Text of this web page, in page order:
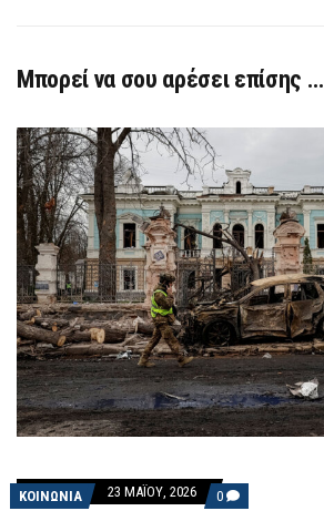
Μπορεί να σου αρέσει επίσης …
ΚΟΙΝΩΝΙΑ 23 ΜΑΪ́ΟΥ, 2026 0 COMMENTS